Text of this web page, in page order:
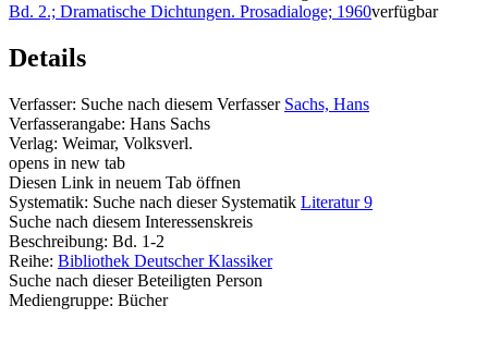
Bd. 2.; Dramatische Dichtungen. Prosadialoge; 1960verfügbar
Details
Verfasser: Suche nach diesem Verfasser Sachs, Hans
Verfasserangabe: Hans Sachs
Verlag: Weimar, Volksverl.
opens in new tab
Diesen Link in neuem Tab öffnen
Systematik: Suche nach dieser Systematik Literatur 9
Suche nach diesem Interessenskreis
Beschreibung: Bd. 1-2
Reihe: Bibliothek Deutscher Klassiker
Suche nach dieser Beteiligten Person
Mediengruppe: Bücher